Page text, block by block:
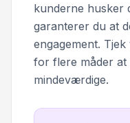
kunderne husker
garanterer du at
engagement. Tjek
for flere måder at
mindeværdige.